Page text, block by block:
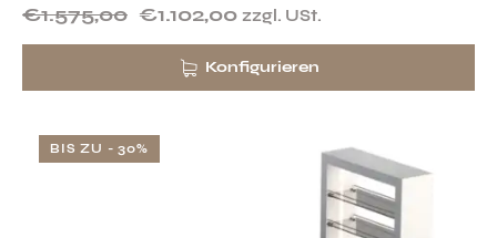
€1.575,00 €1.102,00 zzgl. USt.
Konfigurieren
BIS ZU - 30%